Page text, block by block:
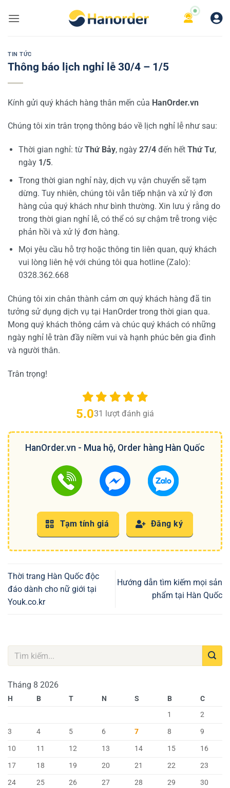
qua
TIN TỨC
Thông báo lịch nghỉ lễ 30/4 – 1/5
Kính gửi quý khách hàng thân mến của HanOrder.vn
Chúng tôi xin trân trọng thông báo về lịch nghỉ lễ như sau:
Thời gian nghỉ: từ Thứ Bảy, ngày 27/4đến hết Thứ Tư,
ngày 1/5.
Trong thời gian nghỉ này, dịch vụ vận chuyển sẽ tạm
dừng. Tuy nhiên, chúng tôi vẫn tiếp nhận và xử lý đơn
hàng của quý khách như bình thường. Xin lưu ý rằng do
trong thời gian nghỉ lễ, có thể có sự chậm trễ trong việc
phản hồi và xử lý đơn hàng.
Mọi yêu cầu hỗ trợ hoặc thông tin liên quan, quý khách
vui lòng liên hệ với chúng tôi qua hotline (Zalo):
0328.362.668
Chúng tôi xin chân thành cảm ơn quý khách hàng đã tin
tưởng sử dụng dịch vụ tại HanOrder trong thời gian qua.
Mong quý khách thông cảm và chúc quý khách có những
ngày nghỉ lễ tràn đầy niềm vui và hạnh phúc bên gia đình
và người thân.
Trân trọng!
5.031 lượt đánh giá
HanOrder.vn - Mua hộ, Order hàng Hàn Quốc
Tạm tính giá Đăng ký
Thời trang Hàn Quốc độc
đáo dành cho nữ giới tại
Youk.co.kr
Hướng dẫn tìm kiếm mọi sản
phẩm tại Hàn Quốc
Tháng 8 2026
H B T N S B
C
1
2
3
4 5 6 7 8
9
10
11 12 13 14 15
16
17
18 19 20 21 22
23
24
25 26 27 28 29
30